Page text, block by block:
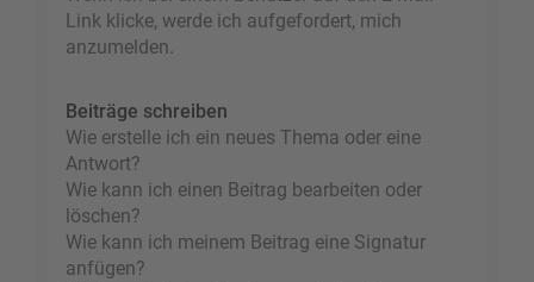
Link klicke, werde ich aufgefordert, mich
anzumelden.
Beiträge schreiben
Wie erstelle ich ein neues Thema oder eine
Antwort?
Wie kann ich einen Beitrag bearbeiten oder
löschen?
Wie kann ich meinem Beitrag eine Signatur
anfügen?